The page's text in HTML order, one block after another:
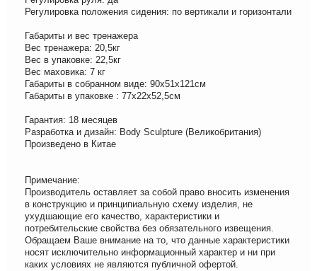
Регулировка положения сидения: по вертикали и горизонтали
Габариты и вес тренажера
Вес тренажера: 20,5кг
Вес в упаковке: 22,5кг
Вес маховика: 7 кг
Габариты в собранном виде: 90х51х121см
Габариты в упаковке : 77х22х52,5см
Гарантия: 18 месяцев
Разработка и дизайн: Body Sculpture (Великобритания)
Произведено в Китае
Примечание:
Производитель оставляет за собой право вносить изменения
в конструкцию и принципиальную схему изделия, не
ухудшающие его качество, характеристики и
потребительские свойства без обязательного извещения.
Обращаем Ваше внимание на то, что данные характеристики
носят исключительно информационный характер и ни при
каких условиях не являются публичной офертой.